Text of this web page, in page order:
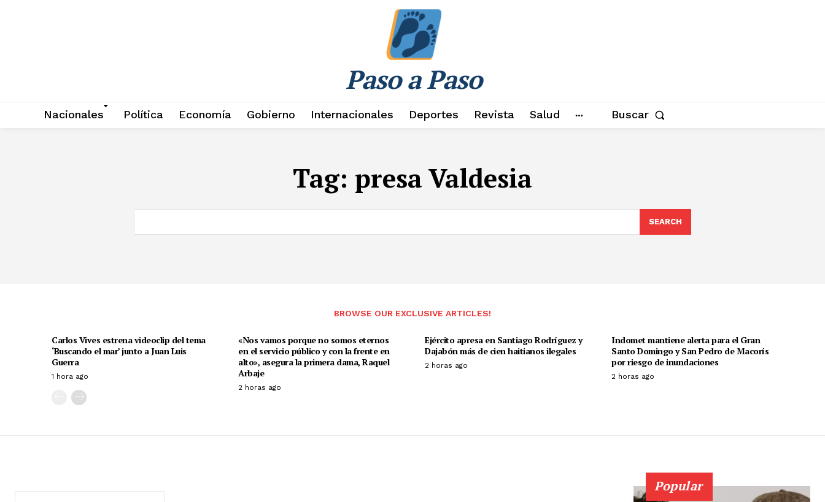
Paso a Paso
Nacionales Política Economía Gobierno Internacionales Deportes Revista Salud Buscar
Tag: presa Valdesia
SEARCH
BROWSE OUR EXCLUSIVE ARTICLES!
Carlos Vives estrena videoclip del tema
‘Buscando el mar’ junto a Juan Luis
Guerra
1 hora ago
«Nos vamos porque no somos eternos
en el servicio público y con la frente en
alto», asegura la primera dama, Raquel
Arbaje
2 horas ago
Ejército apresa en Santiago Rodríguez y
Dajabón más de cien haitianos ilegales
2 horas ago
Indomet mantiene alerta para el Gran
Santo Domingo y San Pedro de Macorís
por riesgo de inundaciones
2 horas ago
Popular